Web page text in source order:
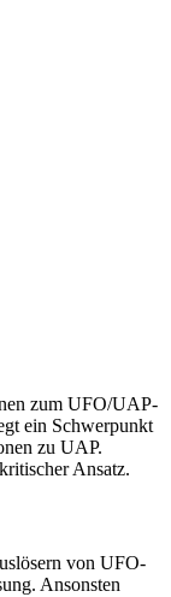
zum UFO/UAP-
ein Schwerpunkt
zu UAP.
Ansatz.
von UFO-
Ansonsten